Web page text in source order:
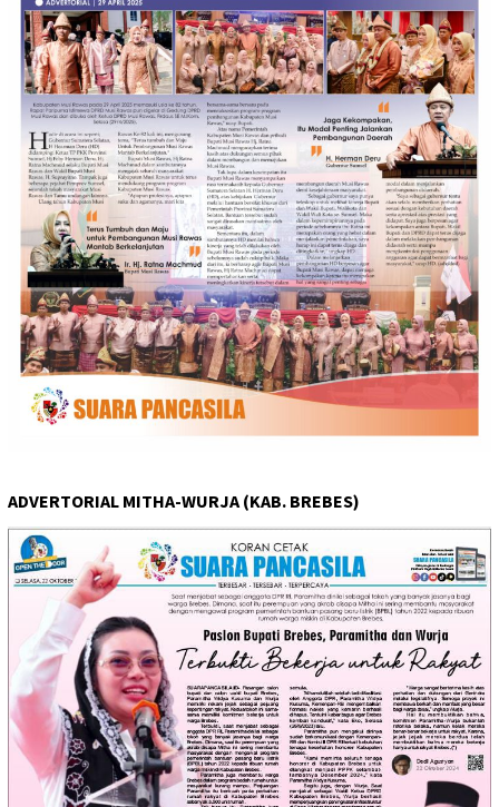
ADVERTORIAL MITHA-WURJA (KAB. BREBES)